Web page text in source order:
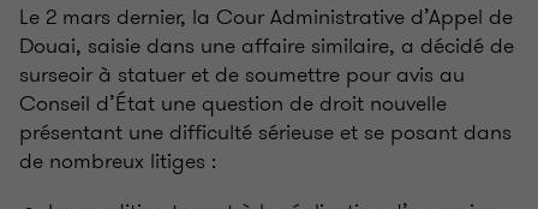
Le 2 mars dernier, la Cour Administrative d’Appel de
Douai, saisie dans une affaire similaire, a décidé de
surseoir à statuer et de soumettre pour avis au
Conseil d’État une question de droit nouvelle
présentant une difficulté sérieuse et se posant dans
de nombreux litiges :